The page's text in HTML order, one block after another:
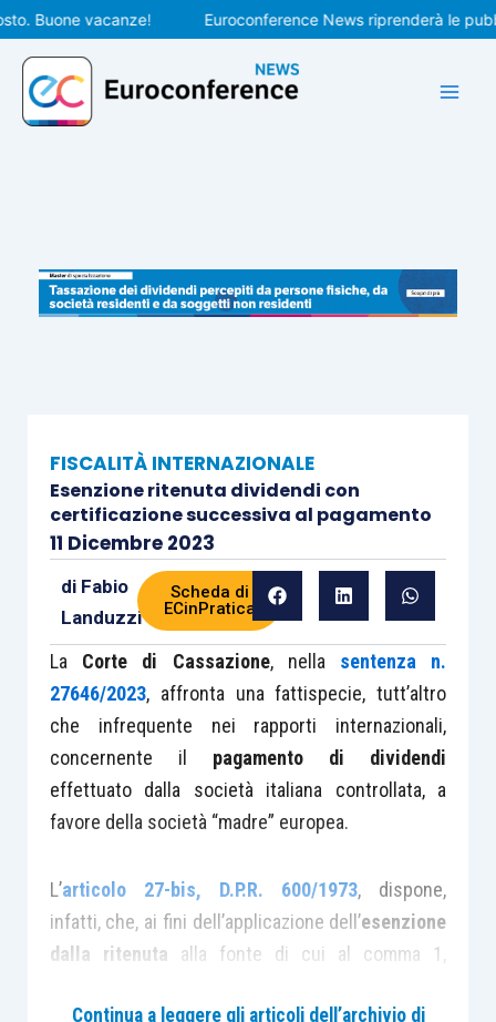
Vai
al
contenuto
vacanze! Euroconference News riprenderà le
FISCALITÀ INTERNAZIONALE
Esenzione ritenuta dividendi con
certificazione successiva al pagamento
11 Dicembre 2023
di Fabio
Landuzzi
Scheda di
ECinPratica
La Corte di Cassazione, nella sentenza n.
27646/2023, affronta una fattispecie, tutt’altro
che infrequente nei rapporti internazionali,
concernente il pagamento di dividendi
effettuato dalla società italiana controllata, a
favore della società “madre” europea.
L’articolo 27-bis, D.P.R. 600/1973, dispone,
infatti, che, ai fini dell’applicazione dell’esenzione
dalla ritenuta alla fonte di cui al comma 1,
Continua a leggere gli articoli dell’archivio di